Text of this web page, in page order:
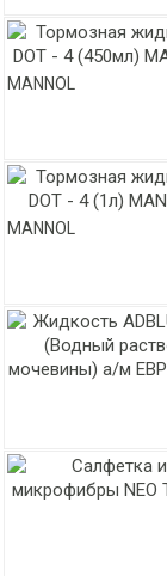
MANNOL
MANNOL